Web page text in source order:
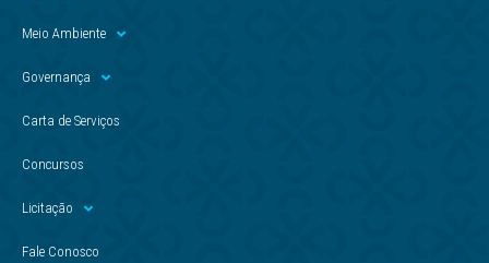
Meio Ambiente
Governança
Carta de Serviços
Concursos
Licitação
Fale Conosco